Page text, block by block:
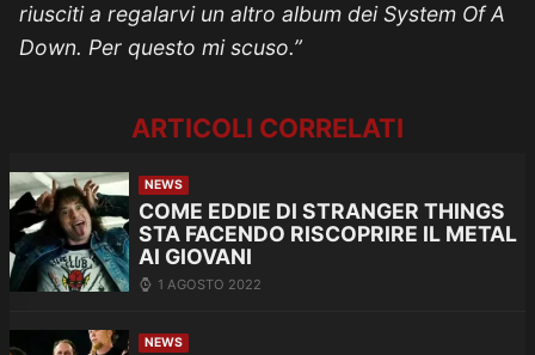
riusciti a regalarvi un altro album dei System Of A
Down. Per questo mi scuso.”
ARTICOLI CORRELATI
NEWS
COME EDDIE DI STRANGER THINGS
STA FACENDO RISCOPRIRE IL METAL
AI GIOVANI
1 AGOSTO 2022
NEWS